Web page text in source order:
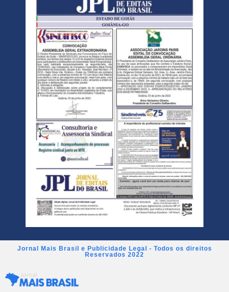
Jornal Mais Brasil e Publicidade Legal - Todos os direitos
Reservados 2022